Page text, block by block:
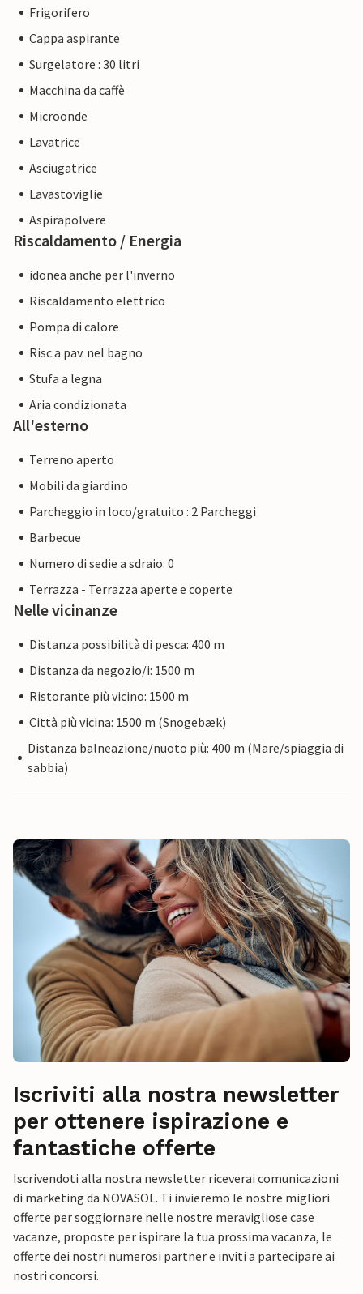
Frigorifero
Cappa aspirante
Surgelatore : 30 litri
Macchina da caffè
Microonde
Lavatrice
Asciugatrice
Lavastoviglie
Aspirapolvere
Riscaldamento / Energia
idonea anche per l'inverno
Riscaldamento elettrico
Pompa di calore
Risc.a pav. nel bagno
Stufa a legna
Aria condizionata
All'esterno
Terreno aperto
Mobili da giardino
Parcheggio in loco/gratuito : 2 Parcheggi
Barbecue
Numero di sedie a sdraio: 0
Terrazza - Terrazza aperte e coperte
Nelle vicinanze
Distanza possibilità di pesca: 400 m
Distanza da negozio/i: 1500 m
Ristorante più vicino: 1500 m
Città più vicina: 1500 m (Snogebæk)
Distanza balneazione/nuoto più: 400 m (Mare/spiaggia di
sabbia)
Iscriviti alla nostra newsletter
per ottenere ispirazione e
fantastiche offerte
Iscrivendoti alla nostra newsletter riceverai comunicazioni
di marketing da NOVASOL. Ti invieremo le nostre migliori
offerte per soggiornare nelle nostre meravigliose case
vacanze, proposte per ispirare la tua prossima vacanza, le
offerte dei nostri numerosi partner e inviti a partecipare ai
nostri concorsi.